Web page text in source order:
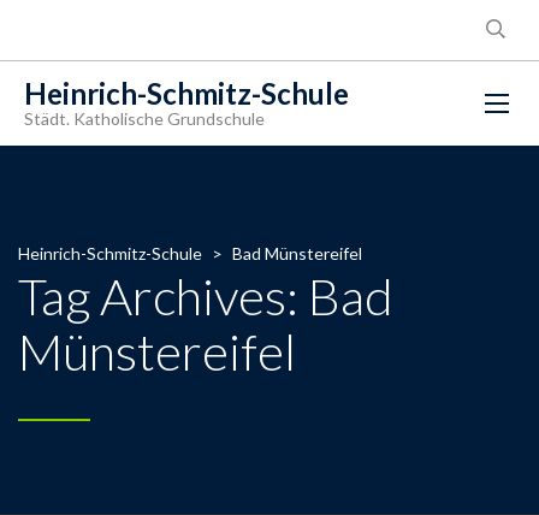
Heinrich-Schmitz-Schule
Städt. Katholische Grundschule
Heinrich-Schmitz-Schule > Bad Münstereifel
Tag Archives: Bad
Münstereifel